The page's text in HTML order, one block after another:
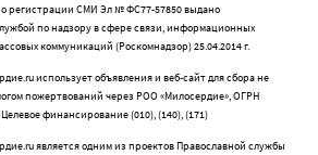
о регистрации СМИ Эл № ФС77-57850 выдано
по надзору в сфере связи, информационных
коммуникаций (Роскомнадзор) 25.04.2014 г.
использует объявления и веб-сайт для сбора не
пожертвований через РОО «Милосердие», ОГРН
Целевое финансирование (010), (140), (171)
является одним из проектов Православной службы